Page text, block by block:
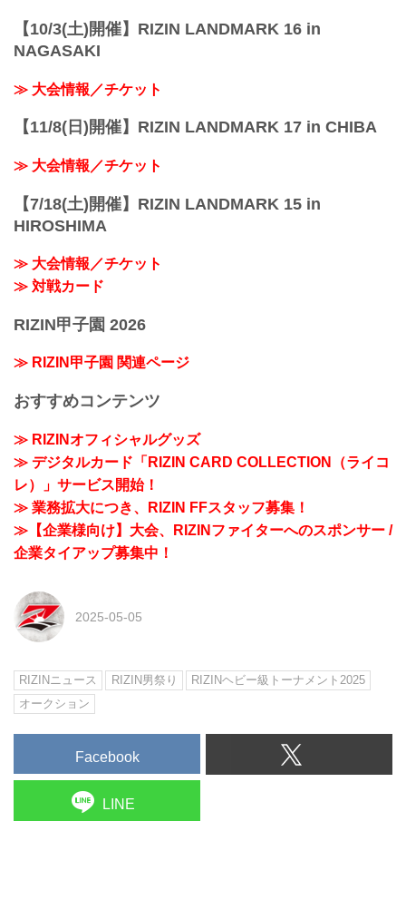
【10/3(土)開催】RIZIN LANDMARK 16 in
NAGASAKI
≫ 大会情報／チケット
【11/8(日)開催】RIZIN LANDMARK 17 in CHIBA
≫ 大会情報／チケット
【7/18(土)開催】RIZIN LANDMARK 15 in
HIROSHIMA
≫ 大会情報／チケット
≫ 対戦カード
RIZIN甲子園 2026
≫ RIZIN甲子園 関連ページ
おすすめコンテンツ
≫ RIZINオフィシャルグッズ
≫ デジタルカード「RIZIN CARD COLLECTION（ライコ
レ）」サービス開始！
≫ 業務拡大につき、RIZIN FFスタッフ募集！
≫【企業様向け】大会、RIZINファイターへのスポンサー /
企業タイアップ募集中！
2025-05-05
RIZINニュース RIZIN男祭り
RIZINヘビー級トーナメント2025
オークション
Facebook
LINE